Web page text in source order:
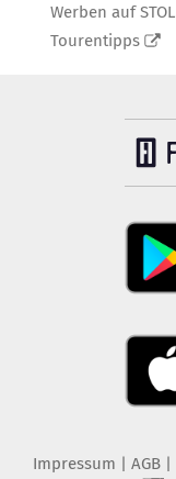
Werben auf STOL
Tourentipps
Impressum | AGB |